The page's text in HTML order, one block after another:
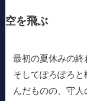
空を飛ぶ
最初の夏休みの終
そしてぽろぽろ
んだものの、守